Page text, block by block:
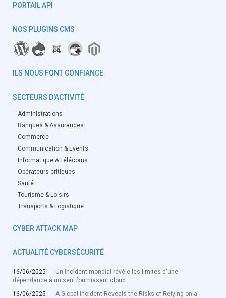
PORTAIL API
NOS PLUGINS CMS
ILS NOUS FONT CONFIANCE
SECTEURS D'ACTIVITÉ
Administrations
Banques & Assurances
Commerce
Communication & Events
Informatique & Télécoms
Opérateurs critiques
Santé
Tourisme & Loisirs
Transports & Logistique
CYBER ATTACK MAP
ACTUALITÉ CYBERSÉCURITÉ
16/06/2025 :
Un incident mondial révèle les limites d'une
dépendance à un seul fournisseur cloud
16/06/2025 :
A Global Incident Reveals the Risks of Relying on a